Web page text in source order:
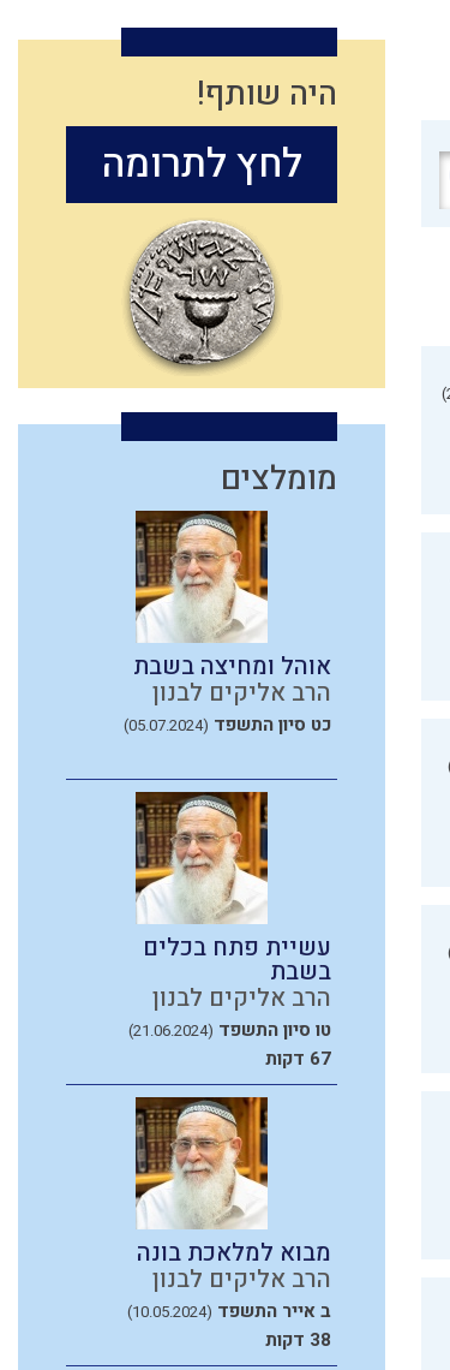
היה שותף!
לחץ לתרומה
מומלצים
אוהל ומחיצה בשבת
הרב אליקים לבנון
כט סיון התשפד (05.07.2024)
עשיית פתח בכלים
בשבת
הרב אליקים לבנון
טו סיון התשפד (21.06.2024)
67 דקות
מבוא למלאכת בונה
הרב אליקים לבנון
ב אייר התשפד (10.05.2024)
38 דקות